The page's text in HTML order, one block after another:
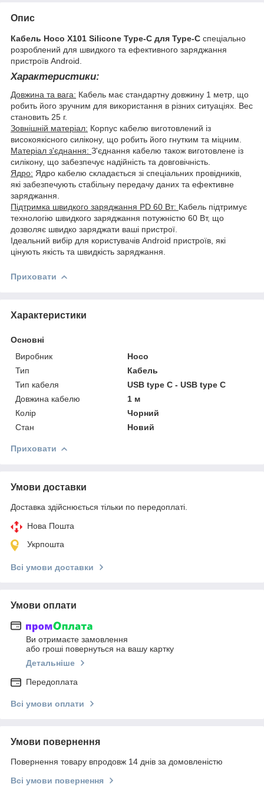
Опис
Кабель Hoco X101 Silicone Type-C для Type-C спеціально
розроблений для швидкого та ефективного заряджання
пристроїв Android.
Характеристики:
Довжина та вага: Кабель має стандартну довжину 1 метр, що
робить його зручним для використання в різних ситуаціях. Вес
становить 25 г.
Зовнішній матеріал: Корпус кабелю виготовлений із
високоякісного силікону, що робить його гнутким та міцним.
Матеріал з'єднання: З'єднання кабелю також виготовлене із
силікону, що забезпечує надійність та довговічність.
Ядро: Ядро кабелю складається зі спеціальних провідників,
які забезпечують стабільну передачу даних та ефективне
заряджання.
Підтримка швидкого заряджання PD 60 Вт: Кабель підтримує
технологію швидкого заряджання потужністю 60 Вт, що
дозволяє швидко заряджати ваші пристрої.
Ідеальний вибір для користувачів Android пристроїв, які
цінують якість та швидкість заряджання.
Приховати
Характеристики
Основні
Виробник
Hoco
Тип
Кабель
Тип кабеля
USB type C - USB type C
Довжина кабелю
1 м
Колір
Чорний
Стан
Новий
Приховати
Умови доставки
Доставка здійснюється тільки по передоплаті.
Нова Пошта
Укрпошта
Всі умови доставки
Умови оплати
Ви отримаєте замовлення
або гроші повернуться на вашу картку
Детальніше
Передоплата
Всі умови оплати
Умови повернення
Повернення товару впродовж 14 днів за домовленістю
Всі умови повернення